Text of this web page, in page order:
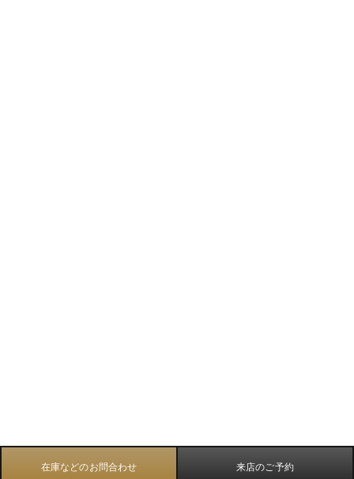
在庫などのお問合わせ 来店のご予約